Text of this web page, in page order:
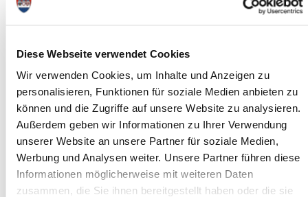
Diese Webseite verwendet Cookies
Wir verwenden Cookies, um Inhalte und Anzeigen zu
personalisieren, Funktionen für soziale Medien anbieten zu
können und die Zugriffe auf unsere Website zu analysieren.
Außerdem geben wir Informationen zu Ihrer Verwendung
unserer Website an unsere Partner für soziale Medien,
Werbung und Analysen weiter. Unsere Partner führen diese
Informationen möglicherweise mit weiteren Daten
zusammen, die Sie ihnen bereitgestellt haben oder die sie
Source : GDM
Long description
Von Herbst 2024 bis Herbst 2026 gibt es ein besonderes
Ausstellungsprojekt fur den Norden Deutschlands. Die